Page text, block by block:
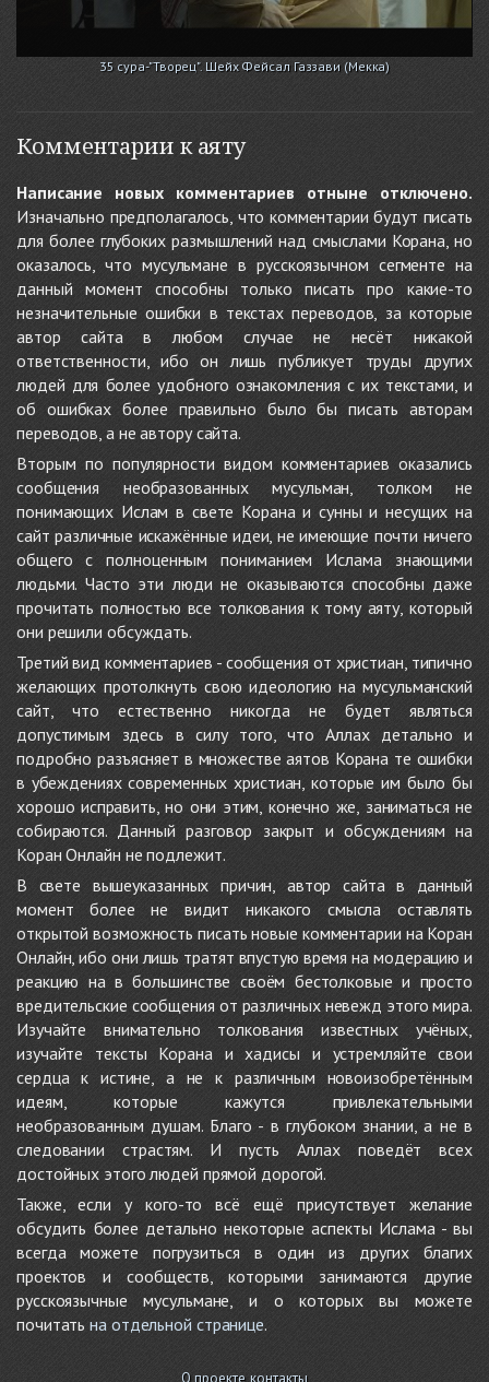
35 сура-"Творец". Шейх Фейсал Газзави (Мекка)
Комментарии к аяту
Написание новых комментариев отныне отключено.
Изначально предполагалось, что комментарии будут писать
для более глубоких размышлений над смыслами Корана, но
оказалось, что мусульмане в русскоязычном сегменте на
данный момент способны только писать про какие-то
незначительные ошибки в текстах переводов, за которые
автор сайта в любом случае не несёт никакой
ответственности, ибо он лишь публикует труды других
людей для более удобного ознакомления с их текстами, и
об ошибках более правильно было бы писать авторам
переводов, а не автору сайта.
Вторым по популярности видом комментариев оказались
сообщения необразованных мусульман, толком не
понимающих Ислам в свете Корана и сунны и несущих на
сайт различные искажённые идеи, не имеющие почти ничего
общего с полноценным пониманием Ислама знающими
людьми. Часто эти люди не оказываются способны даже
прочитать полностью все толкования к тому аяту, который
они решили обсуждать.
Третий вид комментариев - сообщения от христиан, типично
желающих протолкнуть свою идеологию на мусульманский
сайт, что естественно никогда не будет являться
допустимым здесь в силу того, что Аллах детально и
подробно разъясняет в множестве аятов Корана те ошибки
в убеждениях современных христиан, которые им было бы
хорошо исправить, но они этим, конечно же, заниматься не
собираются. Данный разговор закрыт и обсуждениям на
Коран Онлайн не подлежит.
В свете вышеуказанных причин, автор сайта в данный
момент более не видит никакого смысла оставлять
открытой возможность писать новые комментарии на Коран
Онлайн, ибо они лишь тратят впустую время на модерацию и
реакцию на в большинстве своём бестолковые и просто
вредительские сообщения от различных невежд этого мира.
Изучайте внимательно толкования известных учёных,
изучайте тексты Корана и хадисы и устремляйте свои
сердца к истине, а не к различным новоизобретённым
идеям, которые кажутся привлекательными
необразованным душам. Благо - в глубоком знании, а не в
следовании страстям. И пусть Аллах поведёт всех
достойных этого людей прямой дорогой.
Также, если у кого-то всё ещё присутствует желание
обсудить более детально некоторые аспекты Ислама - вы
всегда можете погрузиться в один из других благих
проектов и сообществ, которыми занимаются другие
русскоязычные мусульмане, и о которых вы можете
почитатьна отдельной странице.
О проекте, контакты